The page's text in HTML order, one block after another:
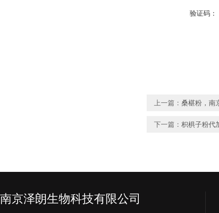
验证码：
上一篇： 桑椹粉，南
下一篇： 枳椇子粉代
南京泽朗生物科技有限公司